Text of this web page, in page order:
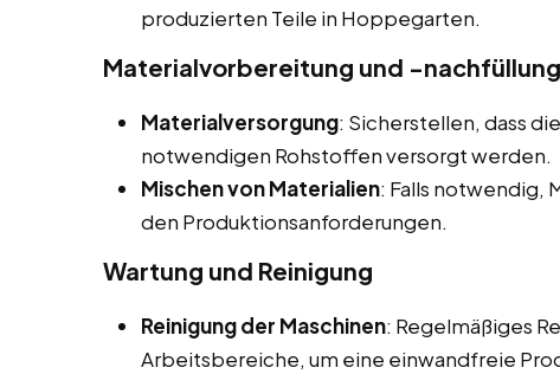
produzierten Teile in Hoppegarten.
Materialvorbereitung und -nachfüllung
Materialversorgung: Sicherstellen, dass
notwendigen Rohstoffen versorgt werden.
Mischen von Materialien: Falls notwendig,
den Produktionsanforderungen.
Wartung und Reinigung
Reinigung der Maschinen: Regelmäßiges
Arbeitsbereiche, um eine einwandfreie